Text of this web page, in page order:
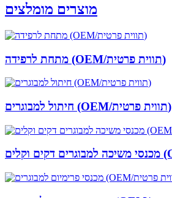
מוצרים מומלצים
מתחת לרפידה (OEM/תווית פרטית)
חיתול למבוגרים (OEM/תווית פרטית)